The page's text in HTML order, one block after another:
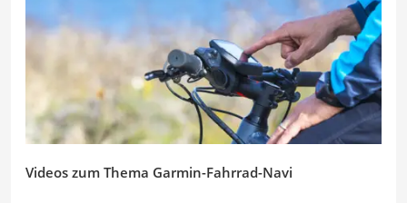
Videos zum Thema Garmin-Fahrrad-Navi